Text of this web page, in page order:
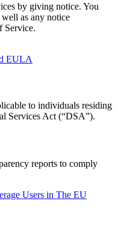
by giving notice. You
as any notice
Service.
EULA
to individuals residing
Services Act (“DSA”).
reports to comply
Users in The EU